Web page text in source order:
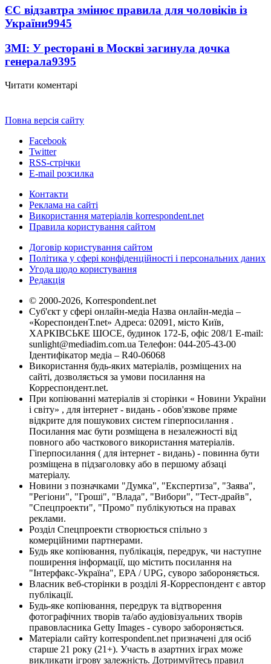
ЄС відзавтра змінює правила для чоловіків із
України9945
ЗМІ: У ресторані в Москві загинула дочка
генерала9395
Читати коментарі
Повна версія сайту
Facebook
Twitter
RSS-стрічки
E-mail розсилка
Контакти
Реклама на сайті
Використання матеріалів korrespondent.net
Правила користування сайтом
Договір користування сайтом
Політика у сфері конфіденційності і персональних даних
Угода щодо користування
Редакція
© 2000-2026, Korrespondent.net
Суб'єкт у сфері онлайн-медіа Назва онлайн-медіа –
«КореспонденТ.net» Адреса: 02091, місто Київ,
ХАРКІВСЬКЕ ШОСЕ, будинок 172-Б, офіс 208/1 E-mail:
sunlight@mediadim.com.ua Телефон: 044-205-43-00
Ідентифікатор медіа – R40-06068
Використання будь-яких матеріалів, розміщених на
сайті, дозволяється за умови посилання на
Корреспондент.net.
При копіюванні матеріалів зі сторінки « Новини України
і світу» , для інтернет - видань - обов'язкове пряме
відкрите для пошукових систем гіперпосилання .
Посилання має бути розміщена в незалежності від
повного або часткового використання матеріалів.
Гіперпосилання ( для інтернет - видань) - повинна бути
розміщена в підзаголовку або в першому абзаці
матеріалу.
Новини з позначками "Думка", "Експертиза", "Заява",
"Регіони", "Гроші", "Влада", "Вибори", "Тест-драйв",
"Спецпроекти", "Промо" публікуються на правах
реклами.
Розділ Спецпроекти створюється спільно з
комерційними партнерами.
Будь яке копіювання, публікація, передрук, чи наступне
поширення інформації, що містить посилання на
"Інтерфакс-Україна", EPA / UPG, суворо забороняється.
Власник веб-сторінки в розділі Я-Корреспондент є автор
публікації.
Будь-яке копіювання, передрук та відтворення
фотографічних творів та/або аудіовізуальних творів
правовласника Getty Images - суворо забороняється.
Матеріали сайту korrespondent.net призначені для осіб
старше 21 року (21+). Участь в азартних іграх може
викликати ігрову залежність. Дотримуйтесь правил